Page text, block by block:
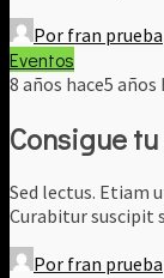
Por fran prueba
Eventos
8 años hace5 años
Consigue
Sed lectus. Etiam
Curabitur suscipit
Por fran prueba